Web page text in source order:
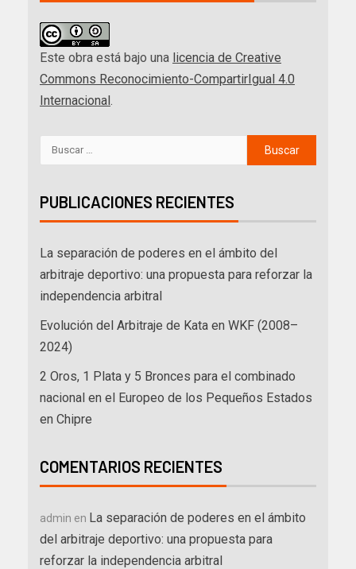
Este obra está bajo una licencia de Creative
Commons Reconocimiento-CompartirIgual 4.0
Internacional.
PUBLICACIONES RECIENTES
La separación de poderes en el ámbito del
arbitraje deportivo: una propuesta para reforzar la
independencia arbitral
Evolución del Arbitraje de Kata en WKF (2008–
2024)
2 Oros, 1 Plata y 5 Bronces para el combinado
nacional en el Europeo de los Pequeños Estados
en Chipre
COMENTARIOS RECIENTES
admin en La separación de poderes en el ámbito
del arbitraje deportivo: una propuesta para
reforzar la independencia arbitral